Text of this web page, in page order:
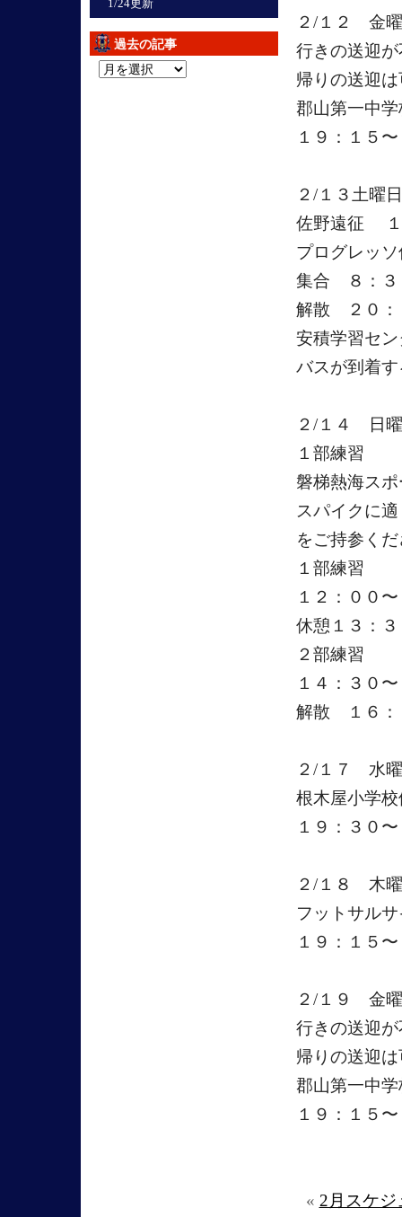
２/１２ 金
行きの送迎
帰りの送迎
郡山第一中
１９：１５
２/１３土曜日
佐野遠征 １
プログレッ
集合 ８：
解散 ２０：
安積学習セ
バスが到着
２/１４ 日
１部練習
磐梯熱海ス
スパイクに
をご持参く
１部練習
１２：００
休憩１３：
２部練習
１４：３０
解散 １６：
２/１７ 水
根木屋小学
１９：３０
２/１８ 木
フットサル
１９：１５
２/１９ 金
行きの送迎
帰りの送迎
郡山第一中
１９：１５
« 2月スケ
1/24更新
過去の記事